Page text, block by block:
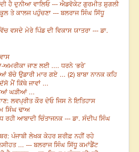
ਹੈ ਦੁਨੀਆ ਵਾਲਿਓ --- ਐਡਵੋਕੇਟ ਗੁਰਮੀਤ ਸ਼ੁਗਲੀ
ਤੇ ਕਾਲਜ ਪਹੁੰਚਣਾ --- ਬਲਰਾਜ ਸਿੰਘ ਸਿੱਧੂ
ਵਸਦੇ ਮੇਰੇ ਪਿੰਡ ਦੀ ਵਿਕਾਸ ਯਾਤਰਾ --- ਡਾ.
ਜਾਣ ਲਈ .... ਧਰਨੇ ‘ਭਰੇ’
ਬੱਚੇ ਉਡਾਰੀ ਮਾਰ ਗਏ ... (2) ਬਾਬਾ ਨਾਨਕ ਕਹਿ
ਮੈਂ ਕਿੱਥੇ ਜਾਵਾਂ ...
ਘੜੀਆਂ ...
ਲਵਪ੍ਰੀਤ ਕੌਰ ਦੇਓ ਜਿਸ ਨੇ ਇਤਿਹਾਸ
ਸਿੰਘ ਢਾਅ
ਰਹੀ ਆਬਾਦੀ ਚਿੰਤਾਜਨਕ --- ਡਾ. ਸੰਦੀਪ ਸਿੰਘ
ਪੰਜਾਬੀ ਲੇਖਕ ਕੇਹਰ ਸ਼ਰੀਫ਼ ਨਹੀਂ ਰਹੇ
... --- ਬਲਰਾਜ ਸਿੰਘ ਸਿੱਧੂ ਕਮਾਂਡੈਂਟ